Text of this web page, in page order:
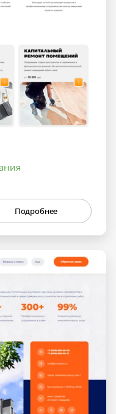
Подробнее